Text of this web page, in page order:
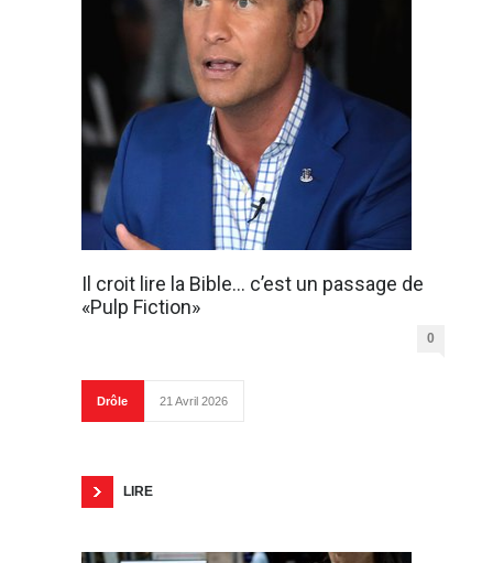
Il croit lire la Bible… c’est un passage de
«Pulp Fiction»
0
Drôle 21 Avril 2026
LIRE